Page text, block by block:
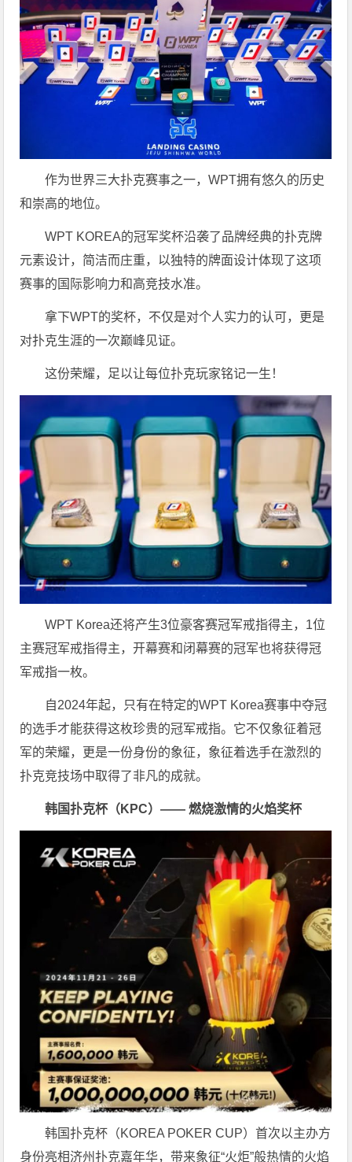
作为世界三大扑克赛事之一，WPT拥有悠久的历史
和崇高的地位。
WPT KOREA的冠军奖杯沿袭了品牌经典的扑克牌
元素设计，简洁而庄重，以独特的牌面设计体现了这项
赛事的国际影响力和高竞技水准。
拿下WPT的奖杯，不仅是对个人实力的认可，更是
对扑克生涯的一次巅峰见证。
这份荣耀，足以让每位扑克玩家铭记一生！
WPT Korea还将产生3位豪客赛冠军戒指得主，1位
主赛冠军戒指得主，开幕赛和闭幕赛的冠军也将获得冠
军戒指一枚。
自2024年起，只有在特定的WPT Korea赛事中夺冠
的选手才能获得这枚珍贵的冠军戒指。它不仅象征着冠
军的荣耀，更是一份身份的象征，象征着选手在激烈的
扑克竞技场中取得了非凡的成就。
韩国扑克杯（KPC）—— 燃烧激情的火焰奖杯
韩国扑克杯（KOREA POKER CUP）首次以主办方
身份亮相济州扑克嘉年华，带来象征“火炬”般热情的火焰